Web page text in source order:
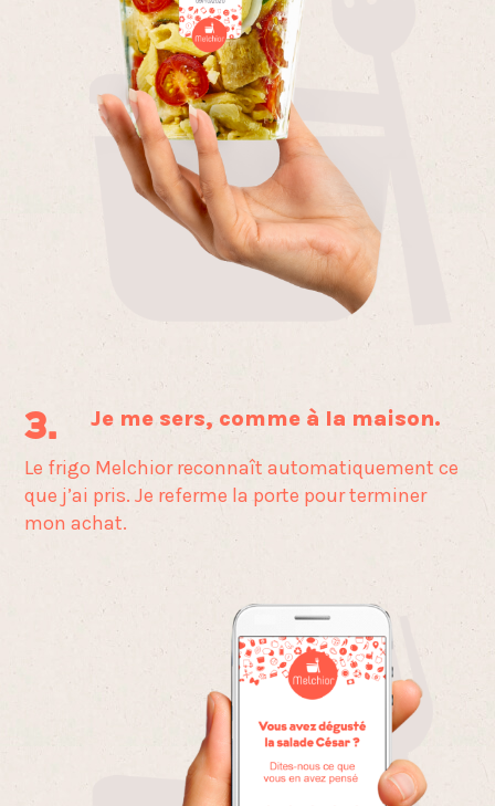
3. Je me sers, comme à la maison.
Le frigo Melchior reconnaît automatiquement ce
que j’ai pris. Je referme la porte pour terminer
mon achat.